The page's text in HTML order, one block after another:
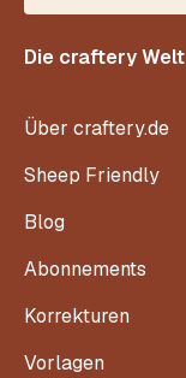
Die craftery Welt
Über craftery.de
Sheep Friendly
Blog
Abonnements
Korrekturen
Vorlagen